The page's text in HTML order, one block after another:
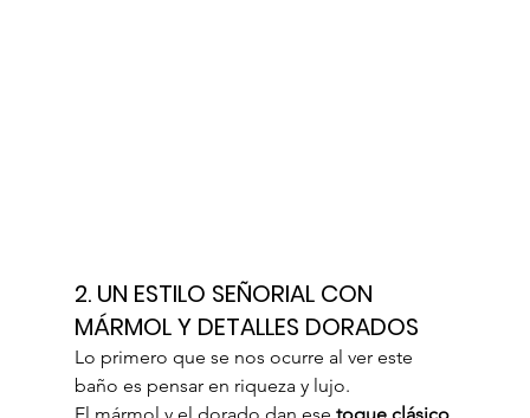
2. UN ESTILO SEÑORIAL CON
MÁRMOL Y DETALLES DORADOS
Lo primero que se nos ocurre al ver este
baño es pensar en riqueza y lujo.